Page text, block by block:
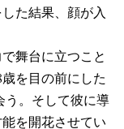
た結果、顔が入
舞台に立つこと
を目の前にした
う。そして彼に導
を開花させてい